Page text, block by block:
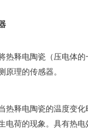
热释电陶瓷（压电体
原理的传感器。
热释电陶瓷的温度变
电荷的现象。具有热